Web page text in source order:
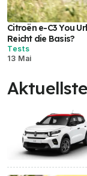
Citroën e-C3 You
Reicht die Basis?
Tests
13 Mai